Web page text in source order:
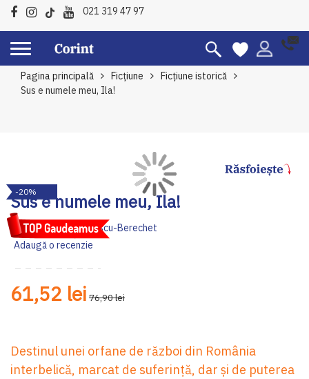
021 319 47 97
Pagina principală Ficțiune
Ficțiune istorică
Sus e numele meu, Ila!
Sus e numele meu, Ila!
Autor: Andreea Ionescu-Berechet
Adaugă o recenzie
61,52 lei 76,90 lei
Destinul unei orfane de război din România
interbelică, marcat de suferință, dar și de puterea
to
the
end
of
the
images
-20%